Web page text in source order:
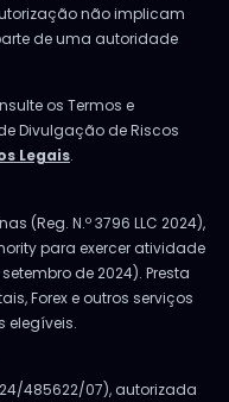
não implicam
de uma autoridade
os Termos e
Divulgação de Riscos
Legais.
(Reg. N.º 3796 LLC 2024),
para exercer atividade
de 2024). Presta
Forex e outros serviços
elegíveis.
485622/07), autorizada